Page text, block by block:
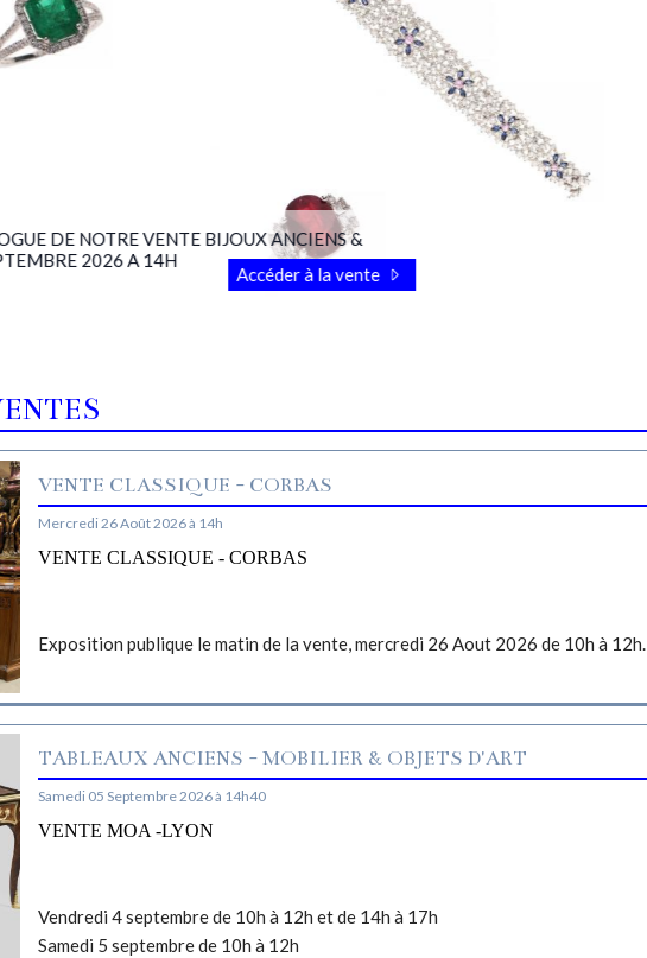
DE NOTRE VENTE BIJOUX ANCIENS &
2026 A 14H
Accéder à la vente
VENTE CLASSIQUE - CORBAS
Mercredi 26 Août 2026 à 14h
VENTE CLASSIQUE - CORBAS
Exposition publique le matin de la vente, mercredi 26 Aout 2026 de 10h à 12h.
TABLEAUX ANCIENS - MOBILIER & OBJETS D'ART
Samedi 05 Septembre 2026 à 14h40
VENTE MOA -LYON
Vendredi 4 septembre de 10h à 12h et de 14h à 17h
Samedi 5 septembre de 10h à 12h